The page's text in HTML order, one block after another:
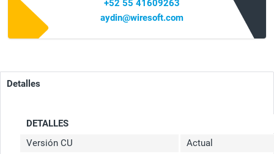
+52 55 41609263
aydin@wiresoft.com
Detalles
DETALLES
Versión CU
Actual